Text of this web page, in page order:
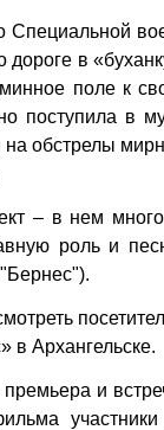
Специальной
дороге в
минное поле к
поступила в
обстрелы
– в нем
роль и
в Архангельске.
премьера и